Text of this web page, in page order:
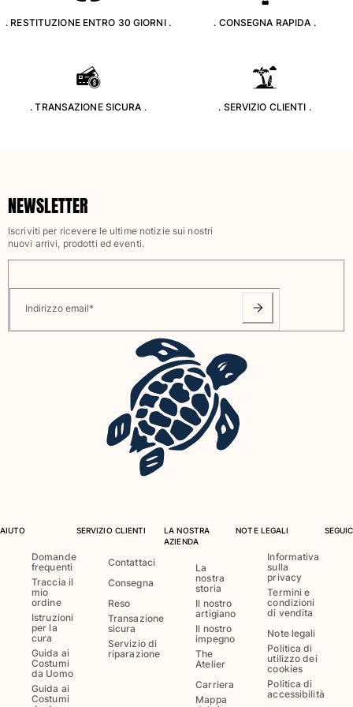
Rashguard
Costumi da bagno magici
Vedi tutti i Costumi da bagno
Pantaloni
Camicie
Bermuda
Felpe
Bambina
Costumi da bagno
Costumi Interi
Rashguard
Abbigliamento
Abiti e Gonne
Tute
Pantaloncini
Felpe
Vedi tutti i Abbigliamento
Neonato
. RESTITUZIONE ENTRO 30 GIORNI . . CONSEGNA RAPIDA .
. TRANSAZIONE SICURA . . SERVIZIO CLIENTI .
NEWSLETTER
Iscriviti per ricevere le ultime notizie sui nostri
nuovi arrivi, prodotti ed eventi.
Indirizzo email*
AIUTO
Domande
frequenti
Traccia il
mio
ordine
Istruzioni
per la
cura
Guida ai
Costumi
da Uomo
Guida ai
Costumi
SERVIZIO CLIENTI
Contattaci
Consegna
Reso
Transazione
sicura
Servizio di
riparazione
LA NOSTRA
AZIENDA
La
nostra
storia
Il nostro
artigiano
Il nostro
impegno
The
Atelier
Carriera
Mappa
NOTE LEGALI
Informativa
sulla
privacy
Termini e
condizioni
di vendita
Note legali
Politica di
utilizzo dei
cookies
Politica di
accessibilità